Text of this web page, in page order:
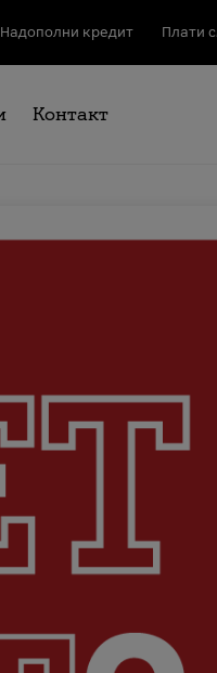
Надополни кредит Плати
Контакт